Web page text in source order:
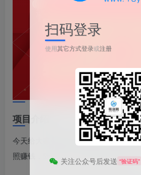
项目介绍
今天给大家带来的项目是《解气又赚
照赚钱，随手一拍，轻松收入3000+》
扫码登录
使用其它方式登录或注册
关注公众号后发送 “验证码”